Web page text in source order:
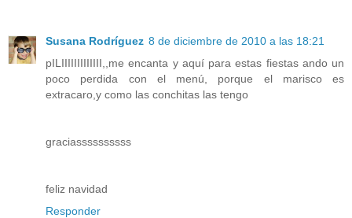
Susana Rodríguez 8 de diciembre de 2010 a las 18:21
pILIIIIIIIIIIIII,,me encanta y aquí para estas fiestas ando un
poco perdida con el menú, porque el marisco es
extracaro,y como las conchitas las tengo
graciassssssssss
feliz navidad
Responder